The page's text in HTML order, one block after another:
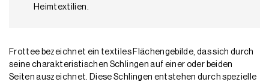
Heimtextilien.
Frottee bezeichnet ein textiles Flächengebilde, das sich durch
seine charakteristischen Schlingen auf einer oder beiden
Seiten auszeichnet. Diese Schlingen entstehen durch spezielle